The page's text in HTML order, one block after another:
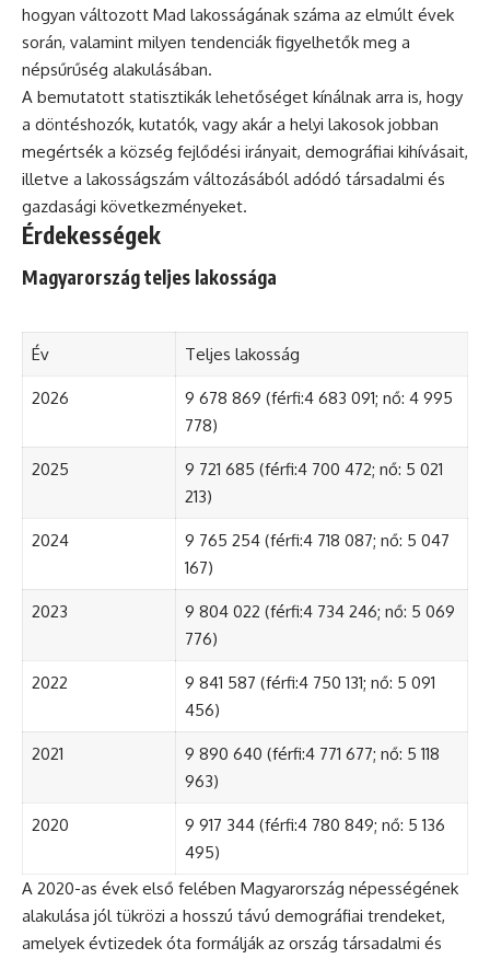
hogyan változott Mad lakosságának száma az elmúlt évek
során, valamint milyen tendenciák figyelhetők meg a
népsűrűség alakulásában.
A bemutatott statisztikák lehetőséget kínálnak arra is, hogy
a döntéshozók, kutatók, vagy akár a helyi lakosok jobban
megértsék a község fejlődési irányait, demográfiai kihívásait,
illetve a lakosságszám változásából adódó társadalmi és
gazdasági következményeket.
Érdekességek
Magyarország teljes lakossága
Év Teljes lakosság
2026
9 678 869 (férfi:4 683 091; nő: 4 995
778)
2025
9 721 685 (férfi:4 700 472; nő: 5 021
213)
2024
9 765 254 (férfi:4 718 087; nő: 5 047
167)
2023
9 804 022 (férfi:4 734 246; nő: 5 069
776)
2022
9 841 587 (férfi:4 750 131; nő: 5 091
456)
2021
9 890 640 (férfi:4 771 677; nő: 5 118
963)
2020
9 917 344 (férfi:4 780 849; nő: 5 136
495)
A 2020-as évek első felében Magyarország népességének
alakulása jól tükrözi a hosszú távú demográfiai trendeket,
amelyek évtizedek óta formálják az ország társadalmi és